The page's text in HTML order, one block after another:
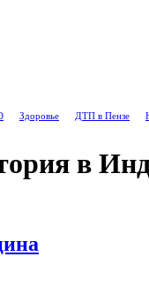
Здоровье ДТП в Пензе
в